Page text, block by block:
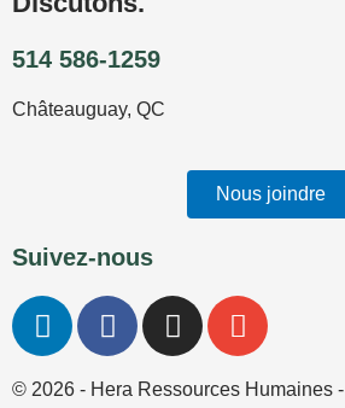
514 586-1259
Châteauguay, QC
Nous joindre
Suivez-nous
L
i
k
F
a
e
I
n
t
E
n
e
© 2026 - Hera Ressources Humaines -